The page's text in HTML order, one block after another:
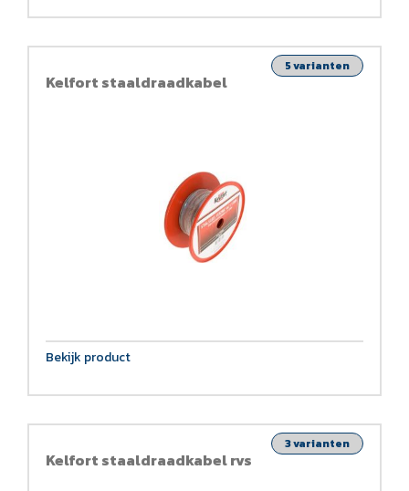
Kelfort staaldraadkabel
5 varianten
Bekijk product
Kelfort staaldraadkabel rvs
3 varianten